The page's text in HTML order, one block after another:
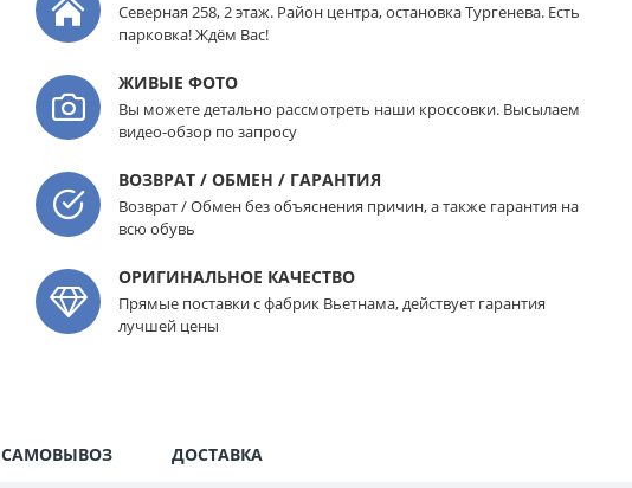
Северная 258, 2 этаж. Район центра, остановка Тургенева. Есть
парковка! Ждём Вас!
ЖИВЫЕ ФОТО
Вы можете детально рассмотреть наши кроссовки. Высылаем
видео-обзор по запросу
ВОЗВРАТ / ОБМЕН / ГАРАНТИЯ
Возврат / Обмен без объяснения причин, а также гарантия на
всю обувь
ОРИГИНАЛЬНОЕ КАЧЕСТВО
Прямые поставки с фабрик Вьетнама, действует гарантия
лучшей цены
САМОВЫВОЗ ДОСТАВКА